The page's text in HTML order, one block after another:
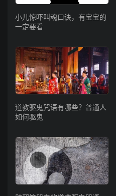
小儿惊吓叫魂口诀，有宝宝的
一定要看
道教驱鬼咒语有哪些？普通人
如何驱鬼